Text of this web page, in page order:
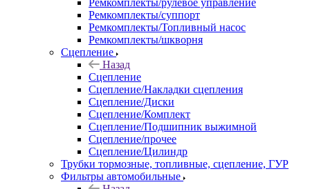
Ремкомплекты/рулевое управление
Ремкомплекты/суппорт
Ремкомплекты/Топливный насос
Ремкомплекты/шкворня
Сцепление
Назад
Сцепление
Сцепление/Накладки сцепления
Сцепление/Диски
Сцепление/Комплект
Сцепление/Подшипник выжимной
Сцепление/прочее
Сцепление/Цилиндр
Трубки тормозные, топливные, сцепление, ГУР
Фильтры автомобильные